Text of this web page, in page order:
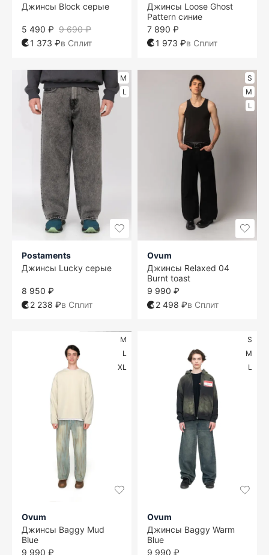
Джинсы Block серые
9 690 ₽
5 490 ₽
1 373 ₽в Сплит
Джинсы Loose Ghost
Pattern синие
7 890 ₽
1 973 ₽в Сплит
M
L
Postaments
Джинсы Lucky серые
8 950 ₽
2 238 ₽в Сплит
S
M
L
Ovum
Джинсы Relaxed 04
Burnt toast
9 990 ₽
2 498 ₽в Сплит
M
L
XL
Ovum
Джинсы Baggy Mud
Blue
9 990 ₽
S
M
L
Ovum
Джинсы Baggy Warm
Blue
9 990 ₽